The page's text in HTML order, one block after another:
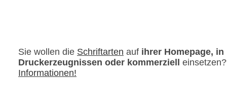
Sie wollen die Schriftarten auf ihrer Homepage, in
Druckerzeugnissen oder kommerziell
Informationen!